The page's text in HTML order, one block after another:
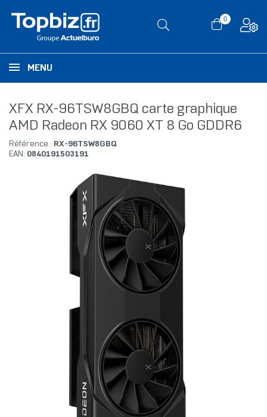
0
MENU
XFX RX-96TSW8GBQ carte graphique
AMD Radeon RX 9060 XT 8 Go GDDR6
Référence : RX-96TSW8GBQ
EAN: 0840191503191